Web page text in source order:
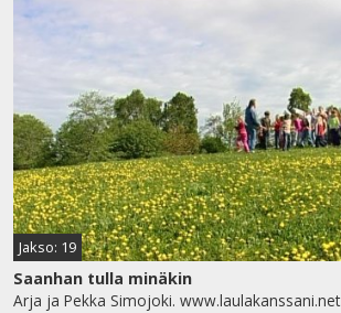
Jakso: 19
Saanhan tulla minäkin
Arja ja Pekka Simojoki. www.laulakanssani.net